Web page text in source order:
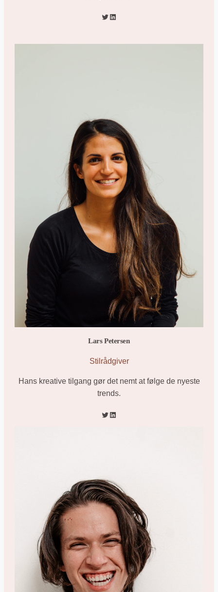
Twitter LinkedIn
Lars Petersen
Stilrådgiver
Hans kreative tilgang gør det nemt at følge de nyeste
trends.
Twitter LinkedIn